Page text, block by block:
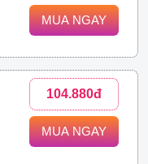
MUA NGAY
104.880đ
MUA NGAY